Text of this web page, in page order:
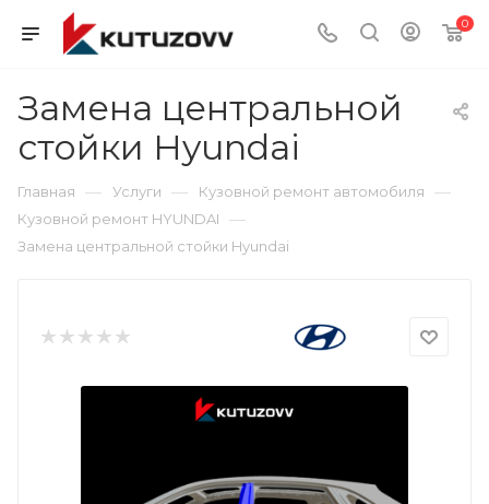
0
Замена центральной
стойки Hyundai
Главная — Услуги — Кузовной ремонт автомобиля —
Кузовной ремонт HYUNDAI —
Замена центральной стойки Hyundai